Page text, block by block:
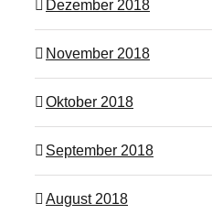
Dezember 2018
November 2018
Oktober 2018
September 2018
August 2018